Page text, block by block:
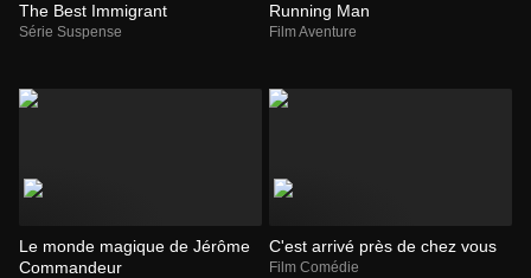
The Best Immigrant
Série Suspense
Running Man
Film Aventure
Le monde magique de Jérôme
Commandeur
C'est arrivé près de chez vous
Film Comédie